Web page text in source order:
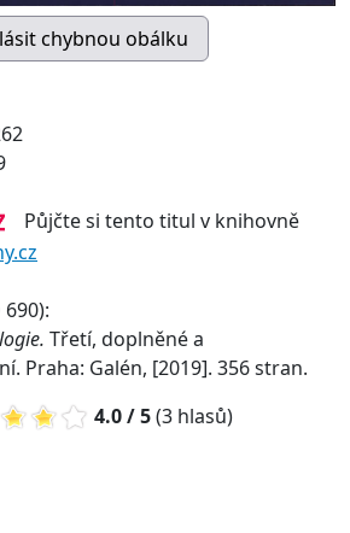
Půjčte si tento titul v knihovně
690):
Třetí, doplněné a
Praha: Galén, [2019]. 356 stran.
4.0 / 5(3 hlasů)